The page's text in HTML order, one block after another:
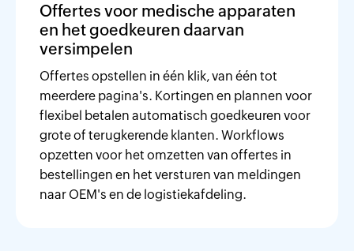
Offertes voor medische apparaten
en het goedkeuren daarvan
versimpelen
Offertes opstellen in één klik, van één tot
meerdere pagina's. Kortingen en plannen voor
flexibel betalen automatisch goedkeuren voor
grote of terugkerende klanten. Workflows
opzetten voor het omzetten van offertes in
bestellingen en het versturen van meldingen
naar OEM's en de logistiekafdeling.